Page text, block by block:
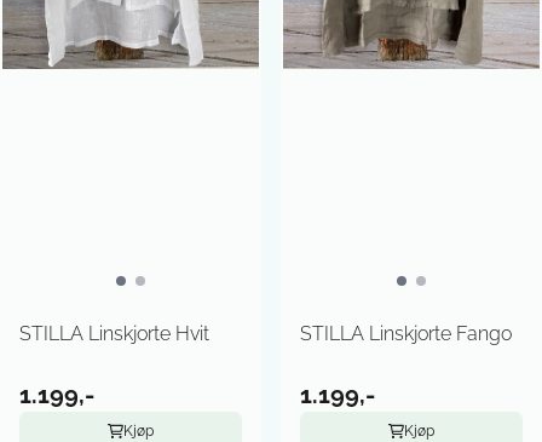
STILLA Linskjorte Hvit
1.199,-
Kjøp
STILLA Linskjorte Fango
1.199,-
Kjøp